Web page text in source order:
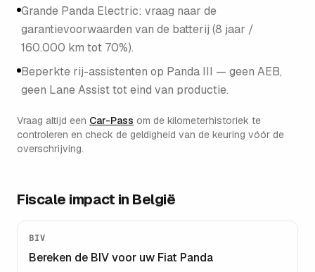
Grande Panda Electric: vraag naar de
garantievoorwaarden van de batterij (8 jaar /
160.000 km tot 70%).
Beperkte rij-assistenten op Panda III — geen AEB,
geen Lane Assist tot eind van productie.
Vraag altijd een Car-Pass om de kilometerhistoriek te
controleren en check de geldigheid van de keuring vóór de
overschrijving.
Fiscale impact in België
BIV
Bereken de BIV voor uw Fiat Panda